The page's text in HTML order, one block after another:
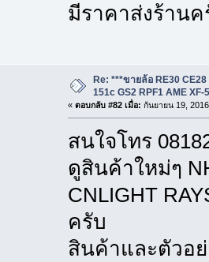
มีราคาส่งร้านค
Re: ***ขายล้อ RE30 CE28
151c GS2 RPF1 AME XF-
« ตอบกลับ #82 เมื่อ: กันยายน 19,
สนใจโทร
ดูสินค้าใหม่ๆ
CNLIGHT
ครับ
สินค้าและตัวอ